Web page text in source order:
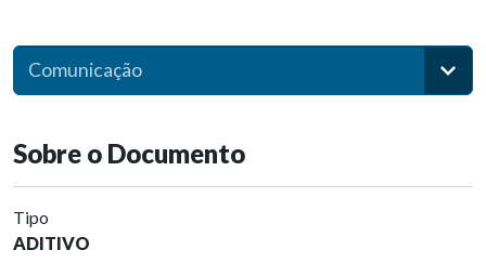
Comunicação
Sobre o Documento
Tipo
ADITIVO